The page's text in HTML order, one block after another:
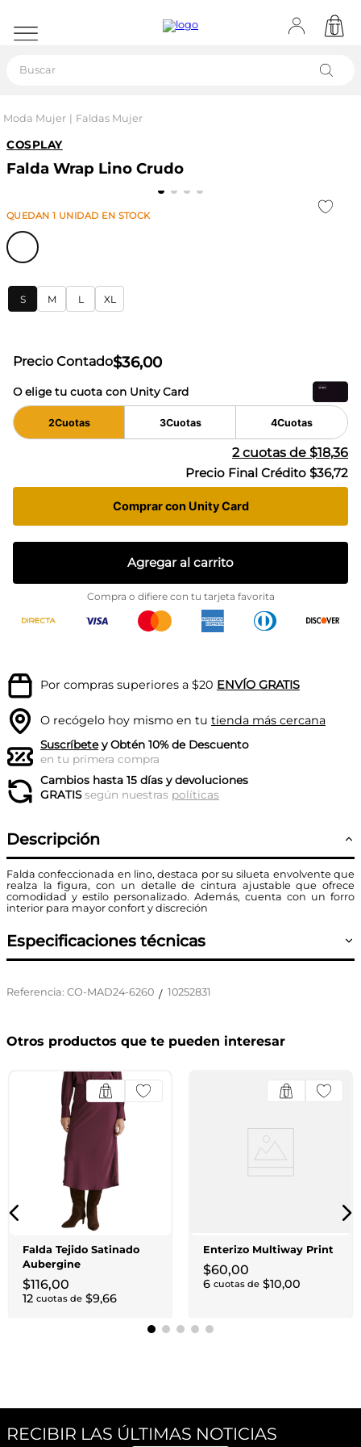
Moda Mujer Faldas Mujer
COSPLAY
Falda Wrap Lino Crudo
QUEDAN1 UNIDAD EN STOCK
S M L XL
Precio Contado$36,00
O elige tu cuota con Unity Card
2Cuotas 3Cuotas 4Cuotas
2cuotas de $18,36
Precio Final Crédito $36,72
Comprar con Unity Card
Agregar al carrito
Compra o difiere con tu tarjeta favorita
Por compras superiores a $20 ENVÍO GRATIS
O recógelo hoy mismo en tu tienda más cercana
Suscríbetey Obtén 10% de Descuento
en tu primera compra
Cambios hasta 15 días y devoluciones
GRATISsegún nuestras políticas
Descripción
Falda confeccionada en lino, destaca por su silueta envolvente que
realza la figura, con un detalle de cintura ajustable que ofrece
comodidad y estilo personalizado. Además, cuenta con un forro
interior para mayor confort y discreción
Especificaciones técnicas
Referencia: CO-MAD24-6260 / 10252831
Otros productos que te pueden interesar
Falda Tejido Satinado
Aubergine
$116,00
12 cuotas de $9,66
Enterizo Multiway Print
$60,00
6 cuotas de $10,00
RECIBIR LAS ÚLTIMAS NOTICIAS